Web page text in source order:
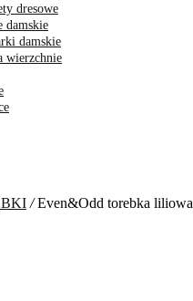
dresowe
damskie
damskie
wierzchnie
/Even&Odd torebka liliowa